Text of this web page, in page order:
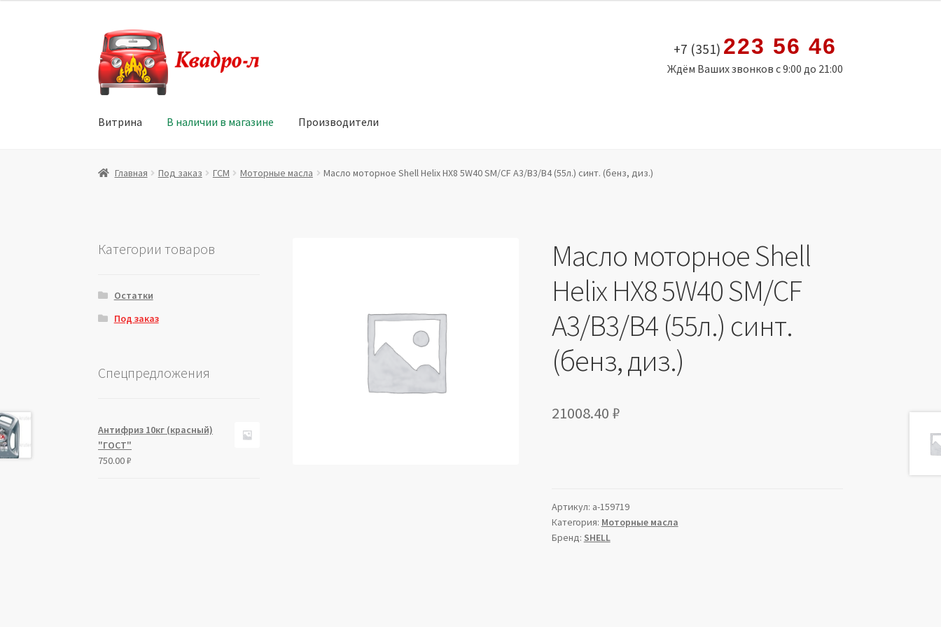
Перейти
к
навигации
Перейти
к
содержимому
+7 (351) 223 56 46
Ждём Ваших звонков с 9:00 до 21:00
Витрина В наличии в магазине Производители
Главная Витрина Мой аккаунт Политика в отношении обработки персональных данных Производители
Главная Под заказ ГСМ Моторные масла Масло моторное Shell Helix HX8 5W40 SМ/CF A3/B3/В4 (55л.) синт. (бенз, диз.)
Масло моторное Shell
Helix HX8 5W40 SМ/CF
A3/B3/В4 (55л.) синт.
(бенз, диз.)
21008.40 ₽
Артикул: a-159719
Категория: Моторные масла
Бренд: SHELL
Категории товаров
Остатки
Под заказ
Спецпредложения
Антифриз 10кг (красный)
"ГОСТ"
750.00₽